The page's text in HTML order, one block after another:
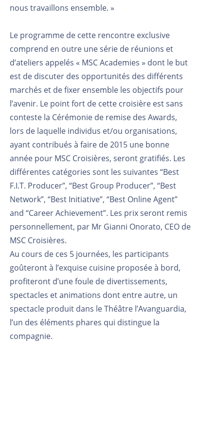
nous travaillons ensemble. »
Le programme de cette rencontre exclusive
comprend en outre une série de réunions et
d’ateliers appelés « MSC Academies » dont le but
est de discuter des opportunités des différents
marchés et de fixer ensemble les objectifs pour
l’avenir. Le point fort de cette croisière est sans
conteste la Cérémonie de remise des Awards,
lors de laquelle individus et/ou organisations,
ayant contribués à faire de 2015 une bonne
année pour MSC Croisières, seront gratifiés. Les
différentes catégories sont les suivantes “Best
F.I.T. Producer”, “Best Group Producer”, “Best
Network”, “Best Initiative”, “Best Online Agent”
and “Career Achievement”. Les prix seront remis
personnellement, par Mr Gianni Onorato, CEO de
MSC Croisières.
Au cours de ces 5 journées, les participants
goûteront à l’exquise cuisine proposée à bord,
profiteront d’une foule de divertissements,
spectacles et animations dont entre autre, un
spectacle produit dans le Théâtre l’Avanguardia,
l’un des éléments phares qui distingue la
compagnie.